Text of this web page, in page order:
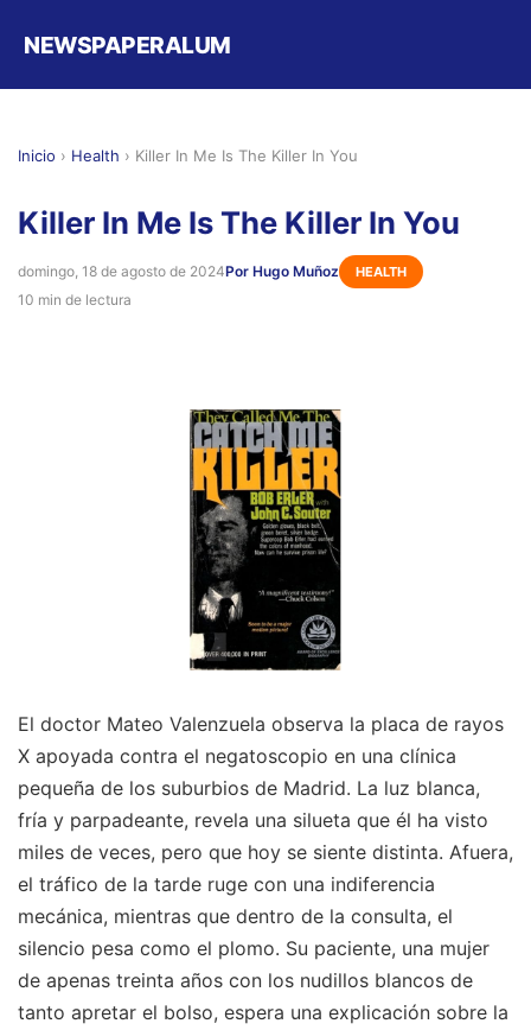
NEWSPAPERALUM
Inicio › Health › Killer In Me Is The Killer In You
Killer In Me Is The Killer In You
domingo, 18 de agosto de 2024Por Hugo Muñoz HEALTH
10 min de lectura
El doctor Mateo Valenzuela observa la placa de rayos
X apoyada contra el negatoscopio en una clínica
pequeña de los suburbios de Madrid. La luz blanca,
fría y parpadeante, revela una silueta que él ha visto
miles de veces, pero que hoy se siente distinta. Afuera,
el tráfico de la tarde ruge con una indiferencia
mecánica, mientras que dentro de la consulta, el
silencio pesa como el plomo. Su paciente, una mujer
de apenas treinta años con los nudillos blancos de
tanto apretar el bolso, espera una explicación sobre la